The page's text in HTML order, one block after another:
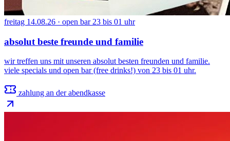
freitag 14.08.26 · open bar 23 bis 01 uhr
absolut beste freunde und familie
wir treffen uns mit unseren absolut besten freunden und familie.
viele specials und open bar (free drinks!) von 23 bis 01 uhr.
zahlung an der abendkasse